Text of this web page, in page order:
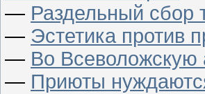
— Раздельный сбор
— Эстетика против
— Во
— Приюты